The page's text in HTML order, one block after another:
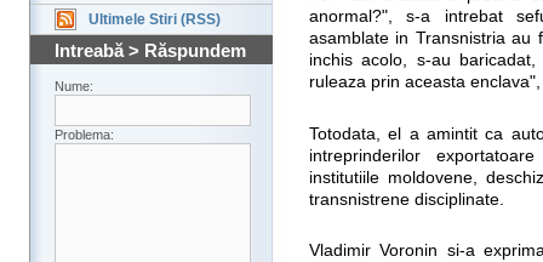
Ultimele Stiri (RSS)
Intreabă > Răspundem
Nume:
Problema:
anormal?", s-a intrebat
asamblate in Transnistria au
inchis acolo, s-au
ruleaza prin aceasta
Totodata, el a amintit ca
intreprinderilor
institutiile moldovene,
transnistrene disciplinate.
Vladimir Voronin si-a